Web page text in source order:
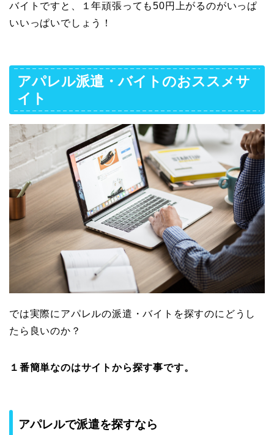
バイトですと、１年頑張っても50円上がるのがいっぱ
いいっぱいでしょう！
アパレル派遣・バイトのおススメサ
イト
では実際にアパレルの派遣・バイトを探すのにどうし
たら良いのか？
１番簡単なのはサイトから探す事です。
アパレルで派遣を探すなら